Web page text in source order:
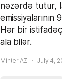
nəzərdə tutur,
emissiyalarının
Hər bir
ala bilər.
Minter.AZ July 4,